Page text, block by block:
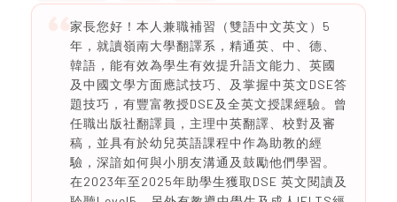
家長您好！本人兼職補習（雙語中文英文）5
年，就讀嶺南大學翻譯系，精通英、中、德、
韓語，能有效為學生有效提升語文能力、英國
及中國文學方面應試技巧、及掌握中英文DSE答
題技巧，有豐富教授DSE及全英文授課經驗。曾
任職出版社翻譯員，主理中英翻譯、校對及審
稿，並具有於幼兒英語課程中作為助教的經
驗，深諳如何與小朋友溝通及鼓勵他們學習。
在2023年至2025年助學生獲取DSE 英文閱讀及